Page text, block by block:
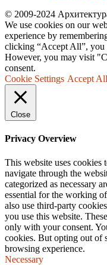
© 2009-2024
We use cookies on our
experience by
clicking “Accept All”, you
However, you may visit
consent.
Cookie Settings Accept All
Close
Privacy Overview
This website uses
navigate through the
categorized as necessary
essential for the working
also use third-party
you use this website.
only with your consent.
cookies. But opting out of
browsing experience.
Necessary